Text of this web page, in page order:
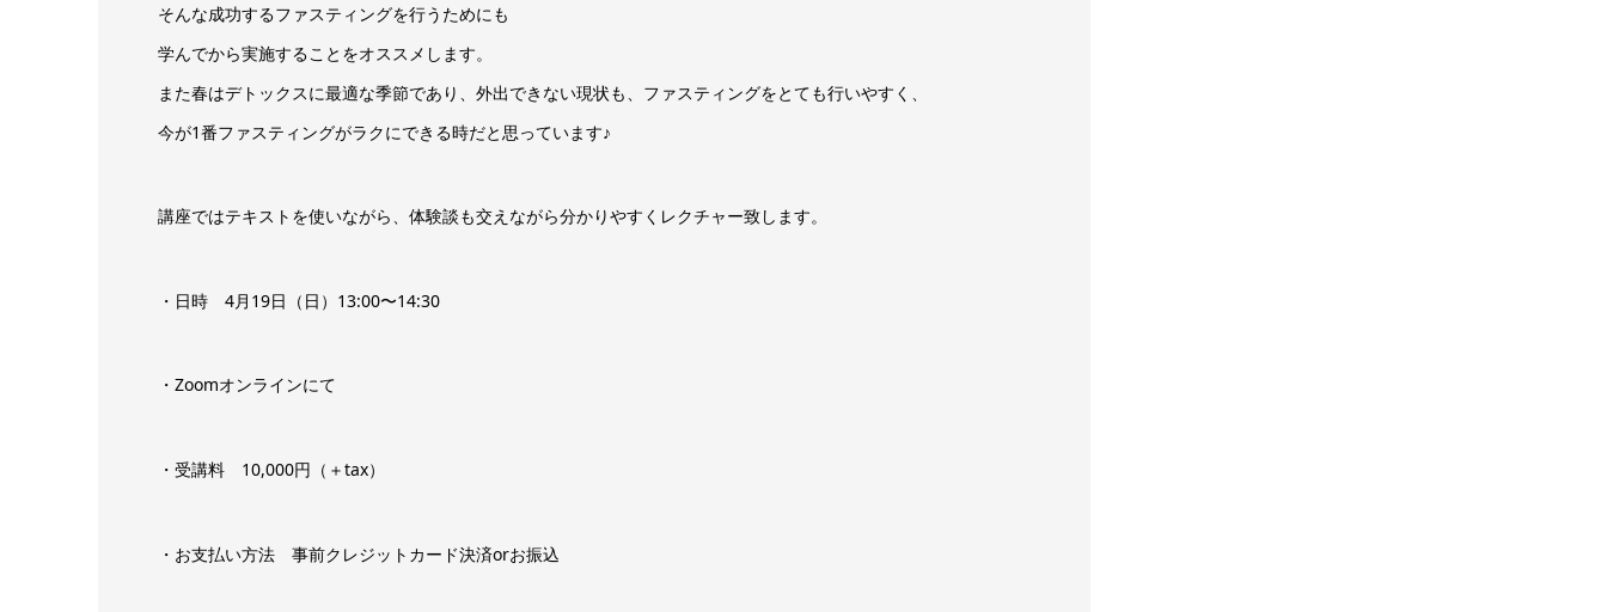
そんな成功するファスティングを行うためにも
学んでから実施することをオススメします。
また春はデトックスに最適な季節であり、外出できない現状も、ファスティングをとても行いやすく、
今が1番ファスティングがラクにできる時だと思っています♪
講座ではテキストを使いながら、体験談も交えながら分かりやすくレクチャー致します。
・日時 4月19日（日）13:00〜14:30
・Zoomオンラインにて
・受講料 10,000円（＋tax）
・お支払い方法 事前クレジットカード決済orお振込